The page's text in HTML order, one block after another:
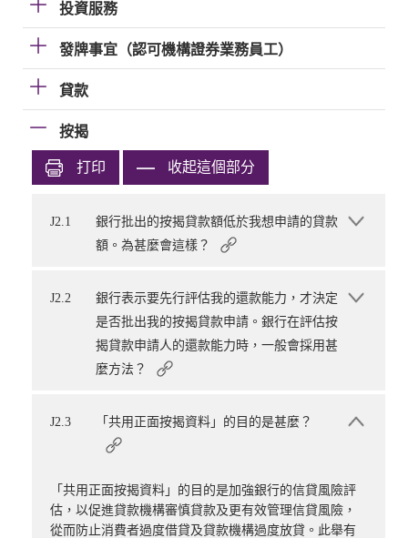
投資服務
發牌事宜（認可機構證券業務員工）
貸款
按揭
打印 收起這個部分
J2.1
銀行批出的按揭貸款額低於我想申請的貸款
額。為甚麼會這樣？
J2.2
銀行表示要先行評估我的還款能力，才決定
是否批出我的按揭貸款申請。銀行在評估按
揭貸款申請人的還款能力時，一般會採用甚
麼方法？
J2.3 「共用正面按揭資料」的目的是甚麼？
「共用正面按揭資料」的目的是加強銀行的信貸風險評
估，以促進貸款機構審慎貸款及更有效管理信貸風險，
從而防止消費者過度借貸及貸款機構過度放貸。此舉有